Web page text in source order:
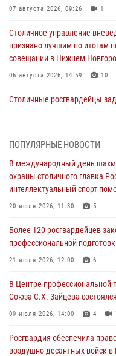
07 августа 2026, 09:26 1
Столичное управление
признано лучшим по итогам
совещании в Нижнем
06 августа 2026, 14:59 10
Столичные росгвардейцы
матче в Москве обеспечила
06 августа 2026, 08:30
Столичные росгвардейцы
05 августа 2026, 12:39
Московские росгвардейцы
05 августа 2026, 12:35
Делегация МВД Республики
04 августа 2026, 18:16 5
ПОПУЛЯРНЫЕ НОВОСТИ
В международный день
охраны столичного главка
интеллектуальный спорт
20 июля 2026, 11:30 5
Более 120 росгвардейцев
профессиональной
21 июля 2026, 12:00 6
В Центре профессиональной
Союза С.Х. Зайцева
09 июля 2026, 14:00 4
Росгвардия обеспечила
воздушно-десантных войск